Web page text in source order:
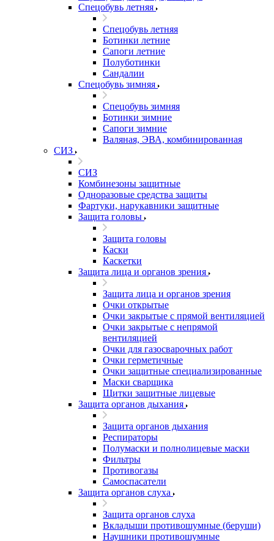
Спецобувь летняя
Спецобувь летняя
Ботинки летние
Сапоги летние
Полуботинки
Сандалии
Спецобувь зимняя
Спецобувь зимняя
Ботинки зимние
Сапоги зимние
Валяная, ЭВА, комбинированная
СИЗ
СИЗ
Комбинезоны защитные
Одноразовые средства защиты
Фартуки, нарукавники защитные
Защита головы
Защита головы
Каски
Каскетки
Защита лица и органов зрения
Защита лица и органов зрения
Очки открытые
Очки закрытые с прямой вентиляцией
Очки закрытые с непрямой
вентиляцией
Очки для газосварочных работ
Очки герметичные
Очки защитные специализированные
Маски сварщика
Щитки защитные лицевые
Защита органов дыхания
Защита органов дыхания
Респираторы
Полумаски и полнолицевые маски
Фильтры
Противогазы
Самоспасатели
Защита органов слуха
Защита органов слуха
Вкладыши противошумные (беруши)
Наушники противошумные